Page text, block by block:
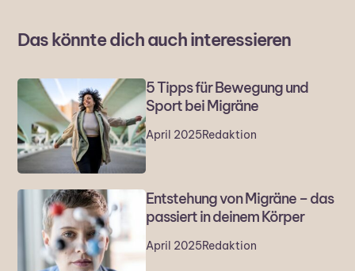
Das könnte dich auch interessieren
5 Tipps für Bewegung und
Sport bei Migräne
April 2025Redaktion
Entstehung von Migräne – das
passiert in deinem Körper
April 2025Redaktion